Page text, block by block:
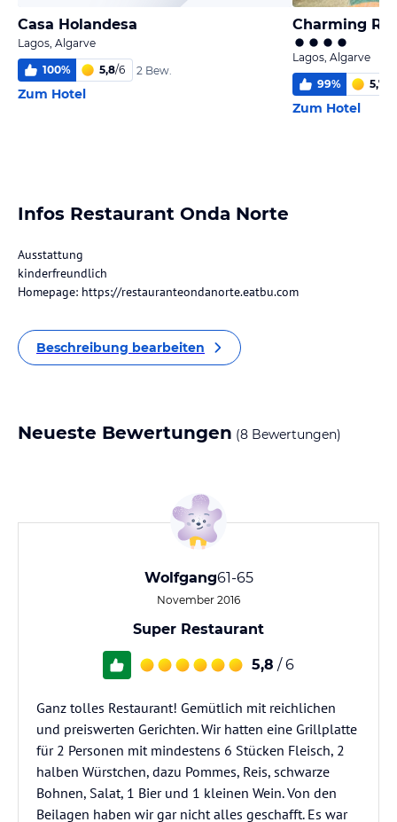
Casa Holandesa
Lagos, Algarve
100% 5,8/6 2 Bew.
Zum Hotel
Lagos, Algarve
99% 5,7
Zum Hotel
Infos Restaurant Onda Norte
Ausstattung
kinderfreundlich
Homepage: https://restauranteondanorte.eatbu.com
Beschreibung bearbeiten
Neueste Bewertungen (8 Bewertungen)
Wolfgang61-65
November 2016
Super Restaurant
5,8 / 6
Ganz tolles Restaurant! Gemütlich mit reichlichen
und preiswerten Gerichten. Wir hatten eine Grillplatte
für 2 Personen mit mindestens 6 Stücken Fleisch, 2
halben Würstchen, dazu Pommes, Reis, schwarze
Bohnen, Salat, 1 Bier und 1 kleinen Wein. Von den
Beilagen haben wir gar nicht alles geschafft. Es war